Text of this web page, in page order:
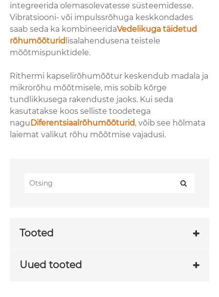
integreerida olemasolevatesse süsteemidesse.
Vibratsiooni- või impulssrõhuga keskkondades
saab seda ka kombineeridaVedelikuga täidetud
rõhumõõturid lisalahendusena teistele
mõõtmispunktidele.
Rithermi kapselirõhumõõtur keskendub madala ja
mikrorõhu mõõtmisele, mis sobib kõrge
tundlikkusega rakenduste jaoks. Kui seda
kasutatakse koos selliste toodetega
naguDiferentsiaalrõhumõõturid, võib see hõlmata
laiemat valikut rõhu mõõtmise vajadusi.
Tooted
Uued tooted